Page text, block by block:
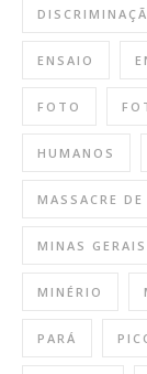
ENSAIO
FOTO
HUMANOS
MASSACRE
MINAS GERAIS
MINÉRIO
PARÁ